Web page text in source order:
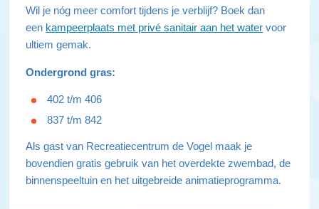
Wil je nóg meer comfort tijdens je verblijf? Boek dan
een kampeerplaats met privé sanitair aan het water voor
ultiem gemak.
Ondergrond gras:
402 t/m 406
837 t/m 842
Als gast van Recreatiecentrum de Vogel maak je
bovendien gratis gebruik van het overdekte zwembad, de
binnenspeeltuin en het uitgebreide animatieprogramma.